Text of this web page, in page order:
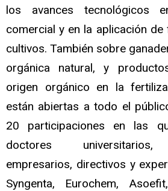
los avances tecnológicos
comercial y en la aplicación
cultivos. También sobre
orgánica natural, y
origen orgánico en la
están abiertas a todo el
20 participaciones en las
doctores universitarios,
empresarios, directivos y
Syngenta, Eurochem,